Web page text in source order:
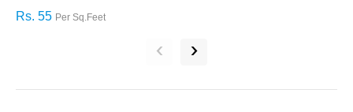
Rs. 55 Per Sq.Feet
‹ ›